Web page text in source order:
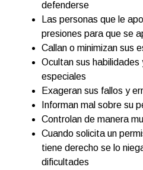
defenderse
Las personas que le
presiones para que se
Callan o minimizan sus
Ocultan sus
especiales
Exageran sus fallos y
Informan mal sobre su
Controlan de manera
Cuando solicita un
tiene derecho se lo
dificultades